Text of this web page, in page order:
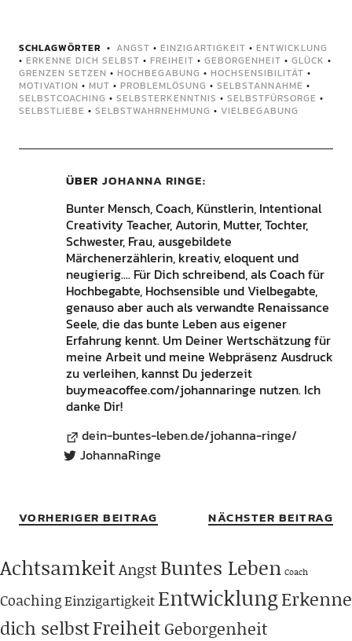
SCHLAGWÖRTER ANGST • EINZIGARTIGKEIT • ENTWICKLUNG
• ERKENNE DICH SELBST • FREIHEIT • GEBORGENHEIT • GLÜCK •
GRENZEN SETZEN • HOCHBEGABUNG • HOCHSENSIBILITÄT •
MOTIVATION • MUT • PROBLEMLÖSUNG • SELBSTANNAHME •
SELBSTCOACHING • SELBSTERKENNTNIS • SELBSTFÜRSORGE •
SELBSTLIEBE • SELBSTWAHRNEHMUNG • VIELBEGABUNG
ÜBER JOHANNA RINGE
Bunter Mensch, Coach, Künstlerin, Intentional
Creativity Teacher, Autorin, Mutter, Tochter,
Schwester, Frau, ausgebildete
Märchenerzählerin, kreativ, eloquent und
neugierig.... Für Dich schreibend, als Coach für
Hochbegabte, Hochsensible und Vielbegabte,
genauso aber auch als verwandte Renaissance
Seele, die das bunte Leben aus eigener
Erfahrung kennt. Um Deiner Wertschätzung für
meine Arbeit und meine Webpräsenz Ausdruck
zu verleihen, kannst Du jederzeit
buymeacoffee.com/johannaringe nutzen. Ich
danke Dir!
dein-buntes-leben.de/johanna-ringe/
JohannaRinge
VORHERIGER BEITRAG NÄCHSTER BEITRAG
AchtsamkeitAngstBuntes Leben Coach
CoachingEinzigartigkeit EntwicklungErkenne
dich selbstFreiheit Geborgenheit